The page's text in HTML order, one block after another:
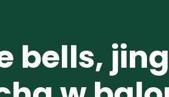
bells,